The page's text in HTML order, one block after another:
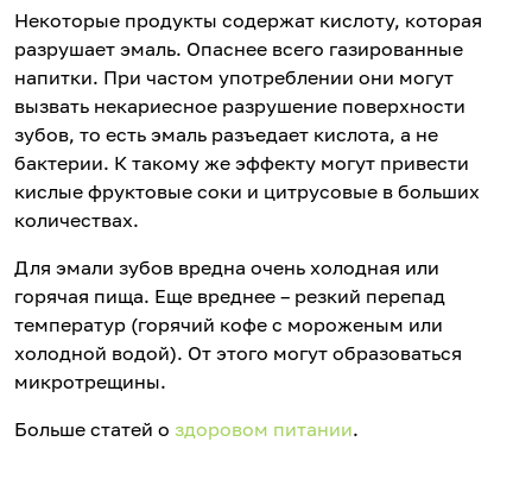
Некоторые продукты содержат кислоту, которая
разрушает эмаль. Опаснее всего газированные
напитки. При частом употреблении они могут
вызвать некариесное разрушение поверхности
зубов, то есть эмаль разъедает кислота, а не
бактерии. К такому же эффекту могут привести
кислые фруктовые соки и цитрусовые в больших
количествах.
Для эмали зубов вредна очень холодная или
горячая пища. Еще вреднее – резкий перепад
температур (горячий кофе с мороженым или
холодной водой). От этого могут образоваться
микротрещины.
Больше статей о здоровом питании.